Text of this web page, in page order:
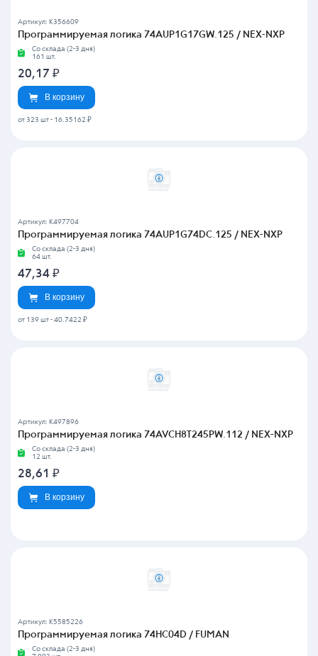
Артикул: K356609
Программируемая логика 74AUP1G17GW.125 / NEX-NXP
Со склада (2-3 дня)
161 шт.
20,17 ₽
В корзину
от 323 шт - 16.35162 ₽
Артикул: K497704
Программируемая логика 74AUP1G74DC.125 / NEX-NXP
Со склада (2-3 дня)
64 шт.
47,34 ₽
В корзину
от 139 шт - 40.7422 ₽
Артикул: K497896
Программируемая логика 74AVCH8T245PW.112 / NEX-NXP
Со склада (2-3 дня)
12 шт.
28,61 ₽
В корзину
Артикул: K5585226
Программируемая логика 74HC04D / FUMAN
Со склада (2-3 дня)